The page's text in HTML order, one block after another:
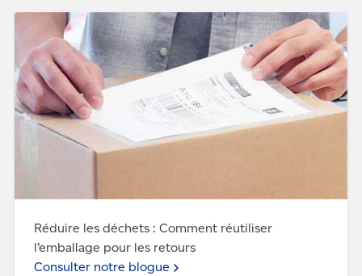
Consulter notre blogue - Réduire les déchets : Comment
réutiliser l’emballage pour les retours
Réduire les déchets : Comment réutiliser
l’emballage pour les retours
Consulter notre blogue